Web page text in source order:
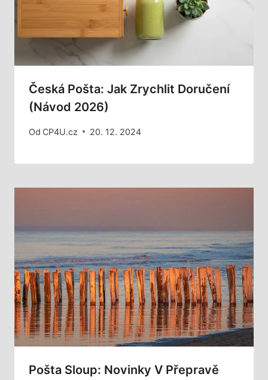
Česká Pošta: Jak Zrychlit Doručení
(Návod 2026)
Od CP4U.cz 20. 12. 2024
Pošta Sloup: Novinky V Přepravě